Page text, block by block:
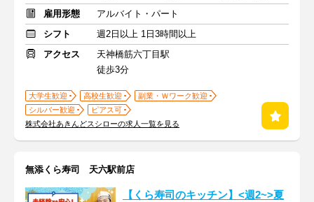
雇用形態
アルバイト・パート
シフト
週2日以上 1日3時間以上
アクセス
天神橋筋六丁目駅
徒歩3分
大学生歓迎 高校生歓迎
副業・Ｗワーク歓迎
シルバー歓迎
ピアス可
株式会社あきんどスシローの求人一覧を見る
無添くら寿司 天六駅前店
【くら寿司のキッチン】<週2~>夏